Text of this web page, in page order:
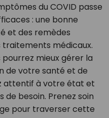
du COVID passe
: une bonne
et des remèdes
médicaux.
pourrez mieux gérer la
de votre santé et de
attentif à votre état et
besoin. Prenez soin
pour traverser cette